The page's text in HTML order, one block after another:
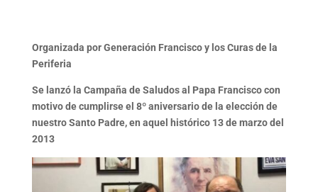
Organizada por Generación Francisco y los Curas de la
Periferia
Se lanzó la Campaña de Saludos al Papa Francisco con
motivo de cumplirse el 8º aniversario de la elección de
nuestro Santo Padre, en aquel histórico 13 de marzo del
2013